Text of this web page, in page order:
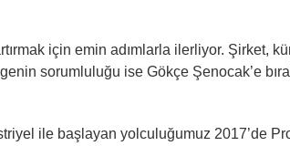
için emin adımlarla ilerliyor. Şirket,
sorumluluğu ise Gökçe Şenocak’e
ile başlayan yolculuğumuz 2017’de